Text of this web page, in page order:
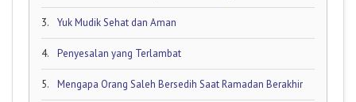
3. Yuk Mudik Sehat dan Aman
4. Penyesalan yang Terlambat
5. Mengapa Orang Saleh Bersedih Saat Ramadan Berakhir